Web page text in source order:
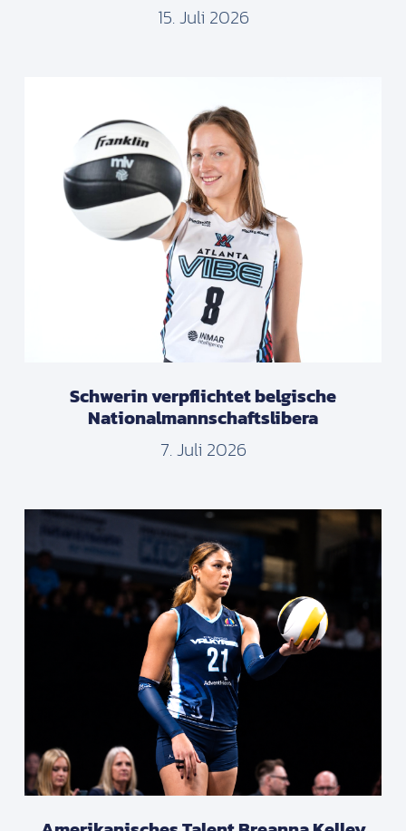
15. Juli 2026
Schwerin verpflichtet belgische
Nationalmannschaftslibera
7. Juli 2026